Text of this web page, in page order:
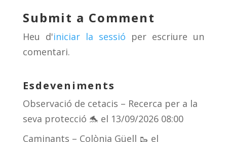
y d
s
a
m
ar
te
ix
Submit a Comment
Heu d'iniciar la sessió per escriure un
comentari.
Esdeveniments
Observació de cetacis – Recerca per a la
seva protecció 🐬 el 13/09/2026 08:00
Caminants – Colònia Güell 🥾 el